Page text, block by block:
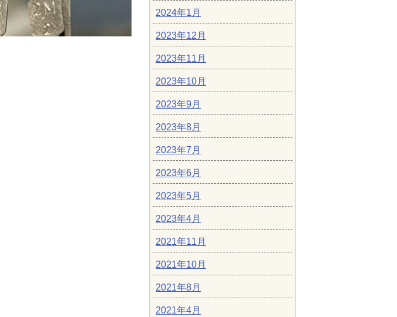
2024年1月
2023年12月
2023年11月
2023年10月
2023年9月
2023年8月
2023年7月
2023年6月
2023年5月
2023年4月
2021年11月
2021年10月
2021年8月
2021年4月